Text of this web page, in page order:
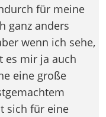
für meine
ganz anders
wenn ich sehe,
es mir ja auch
eine große
sich für eine